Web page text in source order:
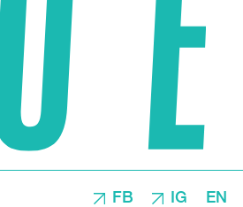
FB IG EN